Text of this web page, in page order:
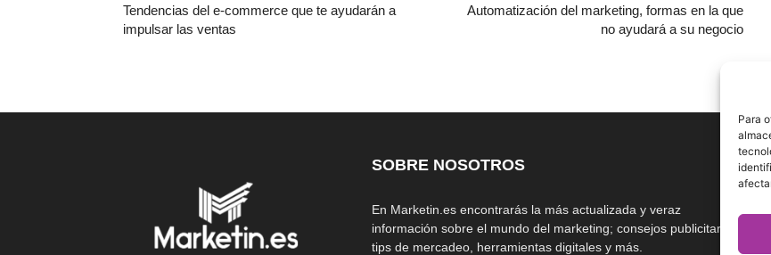
Para
Tendencias del e-commerce que te ayudarán a
impulsar las ventas
Automatización del marketing, formas en la que
no ayudará a su negocio
SOBRE NOSOTROS
En Marketin.es encontrarás la más actualizada y veraz
información sobre el mundo del marketing; consejos publicitarios,
tips de mercadeo, herramientas digitales y más.